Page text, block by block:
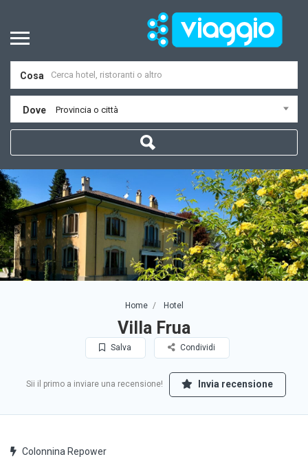
Cosa
Dove Provincia o città
Home Hotel
Villa Frua
Salva Condividi
Sii il primo a inviare una recensione! Invia recensione
Colonnina Repower